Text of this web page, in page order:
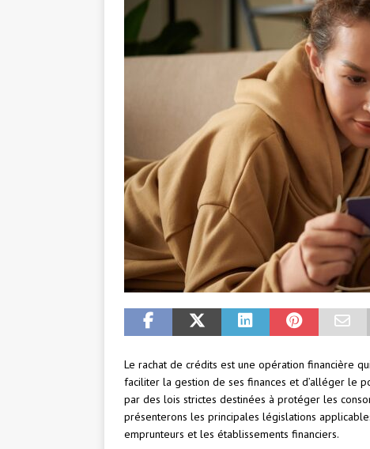
Le rachat de crédits est une opération financière
faciliter la gestion de ses finances et d’alléger le
par des lois strictes destinées à protéger les
présenterons les principales législations
emprunteurs et les établissements financiers.